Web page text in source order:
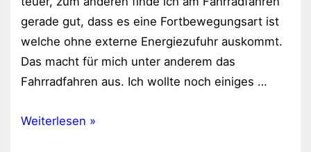
gerade gut, dass es eine Fortbewegungsart ist
welche ohne externe Energiezufuhr auskommt.
Das macht für mich unter anderem das
Fahrradfahren aus. Ich wollte noch einiges …
Ich
Weiterlesen »